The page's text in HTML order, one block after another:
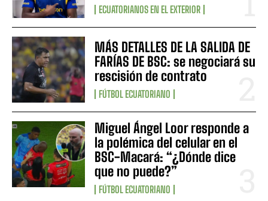
ECUATORIANOS EN EL EXTERIOR
MÁS DETALLES DE LA SALIDA DE
FARÍAS DE BSC: se negociará su
rescisión de contrato
FÚTBOL ECUATORIANO
Miguel Ángel Loor responde a
la polémica del celular en el
BSC-Macará: “¿Dónde dice
que no puede?”
FÚTBOL ECUATORIANO